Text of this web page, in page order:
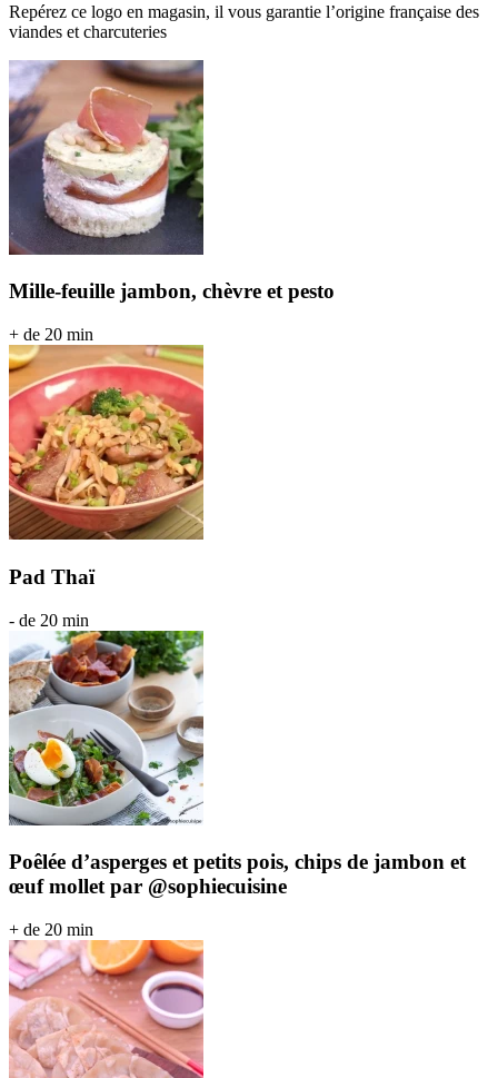
Repérez ce logo en magasin, il vous garantie l’origine française des
viandes et charcuteries
Mille-feuille jambon, chèvre et pesto
+ de 20 min
Pad Thaï
- de 20 min
Poêlée d’asperges et petits pois, chips de jambon et
œuf mollet par @sophiecuisine
+ de 20 min